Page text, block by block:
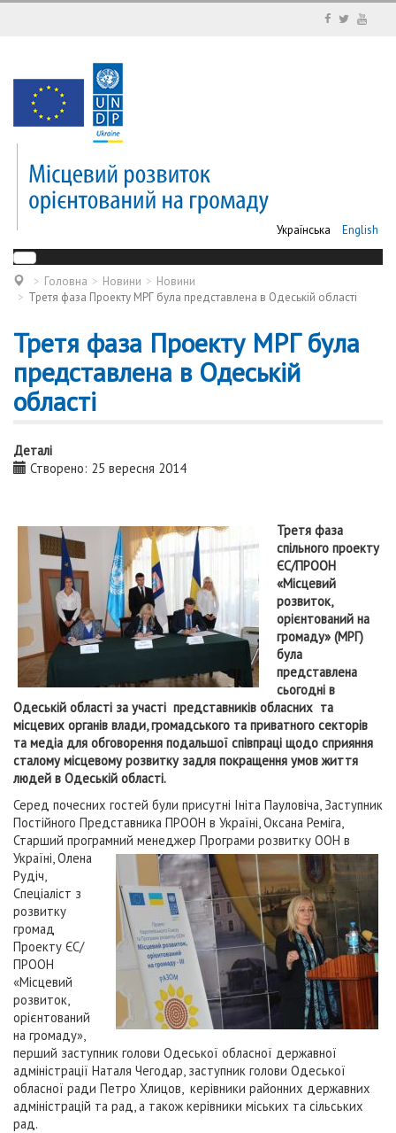
Українська English
Головна Новини
Новини
Третя фаза Проекту МРГ була представлена в Одеській області
Третя фаза Проекту МРГ була
представлена в Одеській
області
Деталі
Створено: 25 вересня 2014
Третя фаза
спільного проекту
ЄС/ПРООН
«Місцевий
розвиток,
орієнтований на
громаду» (МРГ)
була
представлена
сьогодні в
Одеській області за участі представників обласних та
місцевих органів влади, громадського та приватного секторів
та медіа для обговорення подальшої співпраці щодо сприяння
сталому місцевому розвитку задля покращення умов життя
людей в Одеській області.
Серед почесних гостей були присутні Ініта Пауловіча, Заступник
Постійного Представника ПРООН в Україні, Оксана Реміга,
Старший програмний менеджер Програми розвитку ООН в
Україні, Олена
Рудіч,
Спеціаліст з
розвитку
громад
Проекту ЄС/
ПРООН
«Місцевий
розвиток,
орієнтований
на громаду»,
перший заступник голови Одеської обласної державної
адміністрації Наталя Чегодар, заступник голови Одеської
обласної ради Петро Хлицов, керівники районних державних
адміністрацій та рад, а також керівники міських та сільських
рад.